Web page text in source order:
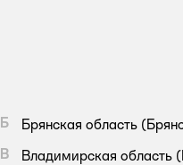
Б Брянская область
В
Владимирская область